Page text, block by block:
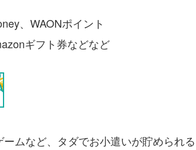
、WAONポイント
ギフト券などなど
ムなど、タダでお小遣いが貯められる